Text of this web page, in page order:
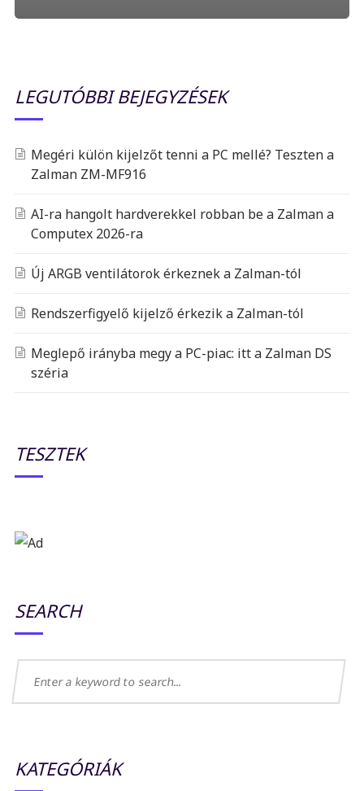
LEGUTÓBBI BEJEGYZÉSEK
Megéri külön kijelzőt tenni a PC mellé? Teszten a
Zalman ZM-MF916
AI-ra hangolt hardverekkel robban be a Zalman a
Computex 2026-ra
Új ARGB ventilátorok érkeznek a Zalman-tól
Rendszerfigyelő kijelző érkezik a Zalman-tól
Meglepő irányba megy a PC-piac: itt a Zalman DS
széria
TESZTEK
SEARCH
KATEGÓRIÁK